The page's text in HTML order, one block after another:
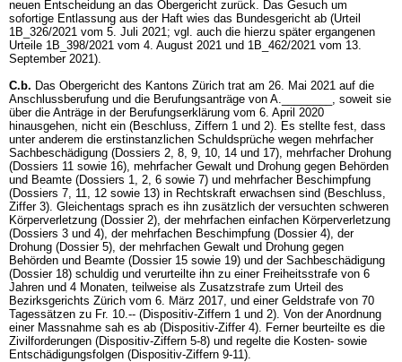
neuen Entscheidung an das Obergericht zurück. Das Gesuch um
sofortige Entlassung aus der Haft wies das Bundesgericht ab (Urteil
1B_326/2021 vom 5. Juli 2021; vgl. auch die hierzu später ergangenen
Urteile 1B_398/2021 vom 4. August 2021 und 1B_462/2021 vom 13.
September 2021).
C.b. Das Obergericht des Kantons Zürich trat am 26. Mai 2021 auf die
Anschlussberufung und die Berufungsanträge von A.________, soweit sie
über die Anträge in der Berufungserklärung vom 6. April 2020
hinausgehen, nicht ein (Beschluss, Ziffern 1 und 2). Es stellte fest, dass
unter anderem die erstinstanzlichen Schuldsprüche wegen mehrfacher
Sachbeschädigung (Dossiers 2, 8, 9, 10, 14 und 17), mehrfacher Drohung
(Dossiers 11 sowie 16), mehrfacher Gewalt und Drohung gegen Behörden
und Beamte (Dossiers 1, 2, 6 sowie 7) und mehrfacher Beschimpfung
(Dossiers 7, 11, 12 sowie 13) in Rechtskraft erwachsen sind (Beschluss,
Ziffer 3). Gleichentags sprach es ihn zusätzlich der versuchten schweren
Körperverletzung (Dossier 2), der mehrfachen einfachen Körperverletzung
(Dossiers 3 und 4), der mehrfachen Beschimpfung (Dossier 4), der
Drohung (Dossier 5), der mehrfachen Gewalt und Drohung gegen
Behörden und Beamte (Dossier 15 sowie 19) und der Sachbeschädigung
(Dossier 18) schuldig und verurteilte ihn zu einer Freiheitsstrafe von 6
Jahren und 4 Monaten, teilweise als Zusatzstrafe zum Urteil des
Bezirksgerichts Zürich vom 6. März 2017, und einer Geldstrafe von 70
Tagessätzen zu Fr. 10.-- (Dispositiv-Ziffern 1 und 2). Von der Anordnung
einer Massnahme sah es ab (Dispositiv-Ziffer 4). Ferner beurteilte es die
Zivilforderungen (Dispositiv-Ziffern 5-8) und regelte die Kosten- sowie
Entschädigungsfolgen (Dispositiv-Ziffern 9-11).